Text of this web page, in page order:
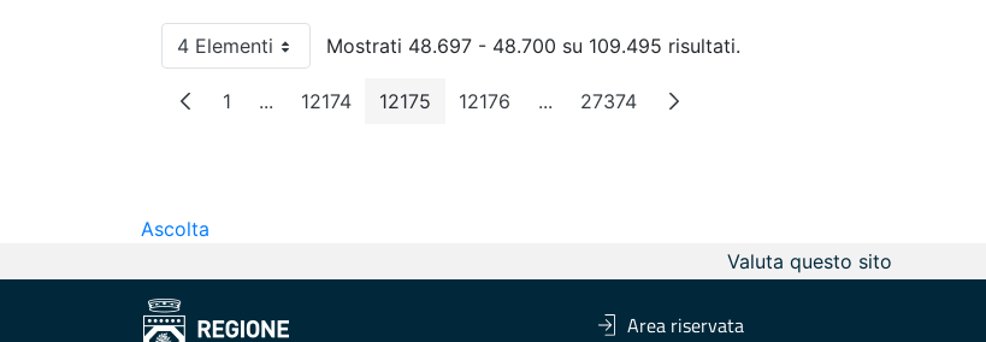
4 ElementiPer paginaMostrati 48.697 - 48.700 su 109.495 risultati.
Pagina
1 ...Pagine intermedie
Pagina
12174 Pagina
12175 Pagina
12176 ...Pagine intermedie
Pagina
27374
Ascolta
Valuta questo sito
Area riservata